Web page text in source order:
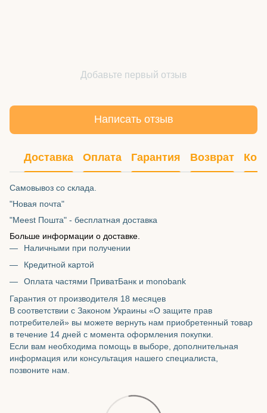
Добавьте первый отзыв
Написать отзыв
Доставка Оплата Гарантия Возврат
Самовывоз со склада.
"Новая почта"
"Meest Пошта" - бесплатная доставка
Больше информации о доставке.
Наличными при получении
Кредитной картой
Оплата частями ПриватБанк и monobank
Гарантия от производителя 18 месяцев
В соответствии с Законом Украины «О защите прав
потребителей» вы можете вернуть нам приобретенный товар
в течение 14 дней с момента оформления покупки.
Если вам необходима помощь в выборе, дополнительная
информация или консультация нашего специалиста,
позвоните нам.